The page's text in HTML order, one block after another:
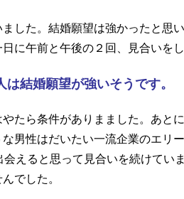
した。結婚願望は強かったと思
に午前と午後の２回、見合いを
結婚願望が強いそうです。
たら条件がありまました。あと
男性はだいたい一流企業のエリ
えると思って見合いを続けてい
でした。